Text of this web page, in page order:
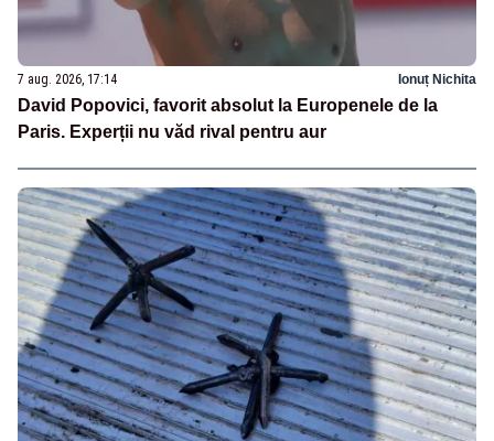
7 aug. 2026, 17:14 Ionuț Nichita
David Popovici, favorit absolut la Europenele de la
Paris. Experții nu văd rival pentru aur